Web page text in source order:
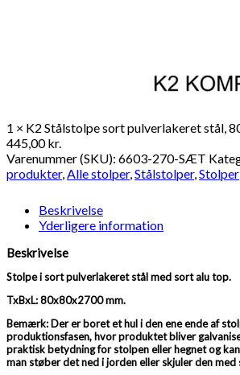
1 × K2 Stålstolpe sort pulverlakeret stål,
445,00kr.
Varenummer (SKU): 6603-270-SÆT
produkter,Alle stolper,Stålstolper,Stolper
Beskrivelse
Yderligere information
Beskrivelse
Stolpe i sort pulverlakeret stål med sort alu top.
TxBxL: 80x80x2700 mm.
Bemærk: Der er boret et hul i den ene ende af
produktionsfasen, hvor produktet bliver
praktisk betydning for stolpen eller hegnet og
man støber det ned i jorden eller skjuler den med